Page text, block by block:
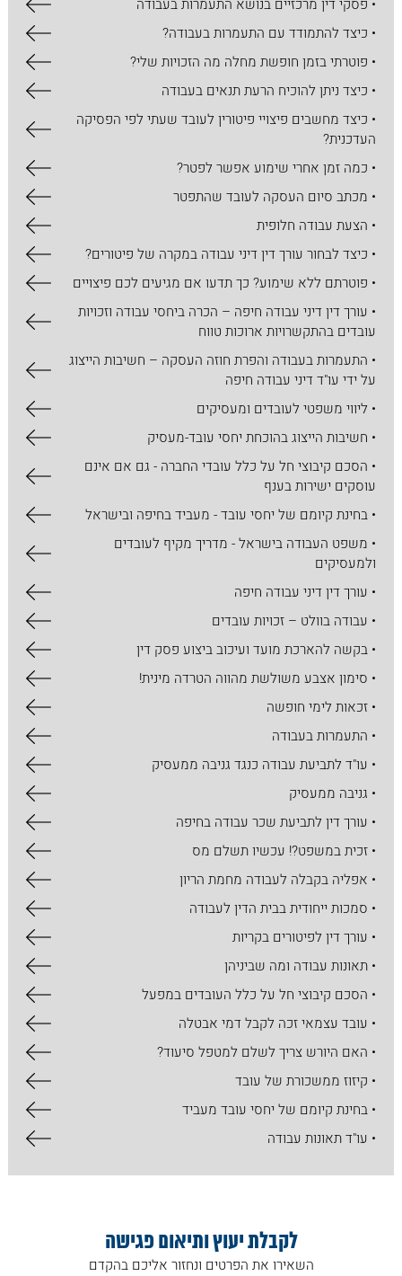
• פסקי דין מרכזיים בנושא התעמרות בעבודה
• כיצד להתמודד עם התעמרות בעבודה?
• פוטרתי בזמן חופשת מחלה מה הזכויות שלי?
• כיצד ניתן להוכיח הרעת תנאים בעבודה
• כיצד מחשבים פיצויי פיטורין לעובד שעתי לפי הפסיקה
העדכנית?
• כמה זמן אחרי שימוע אפשר לפטר?
• מכתב סיום העסקה לעובד שהתפטר
• הצעת עבודה חלופית
• כיצד לבחור עורך דין דיני עבודה במקרה של פיטורים?
• פוטרתם ללא שימוע? כך תדעו אם מגיעים לכם פיצויים
• עורך דין דיני עבודה חיפה – הכרה ביחסי עבודה וזכויות
עובדים בהתקשרויות ארוכות טווח
• התעמרות בעבודה והפרת חוזה העסקה – חשיבות הייצוג
על ידי עו"ד דיני עבודה חיפה
• ליווי משפטי לעובדים ומעסיקים
• חשיבות הייצוג בהוכחת יחסי עובד-מעסיק
• הסכם קיבוצי חל על כלל עובדי החברה - גם אם אינם
עוסקים ישירות בענף
• בחינת קיומם של יחסי עובד - מעביד בחיפה ובישראל
• משפט העבודה בישראל - מדריך מקיף לעובדים
ולמעסיקים
• עורך דין דיני עבודה חיפה
• עבודה בוולט – זכויות עובדים
• בקשה להארכת מועד ועיכוב ביצוע פסק דין
• סימון אצבע משולשת מהווה הטרדה מינית!
• זכאות לימי חופשה
• התעמרות בעבודה
• עו"ד לתביעת עבודה כנגד גניבה ממעסיק
• גניבה ממעסיק
• עורך דין לתביעת שכר עבודה בחיפה
• זכית במשפט?! עכשיו תשלם מס
• אפליה בקבלה לעבודה מחמת הריון
• סמכות ייחודית בבית הדין לעבודה
• עורך דין לפיטורים בקריות
• תאונות עבודה ומה שביניהן
• הסכם קיבוצי חל על כלל העובדים במפעל
• עובד עצמאי זכה לקבל דמי אבטלה
• האם היורש צריך לשלם למטפל סיעוד?
• קיזוז ממשכורת של עובד
• בחינת קיומם של יחסי עובד מעביד
• עו"ד תאונות עבודה
לקבלת יעוץ ותיאום פגישה
השאירו את הפרטים ונחזור אליכם בהקדם